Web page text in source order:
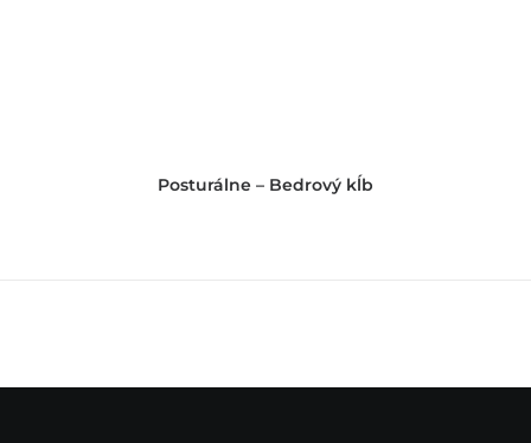
Posturálne – Bedrový kĺb